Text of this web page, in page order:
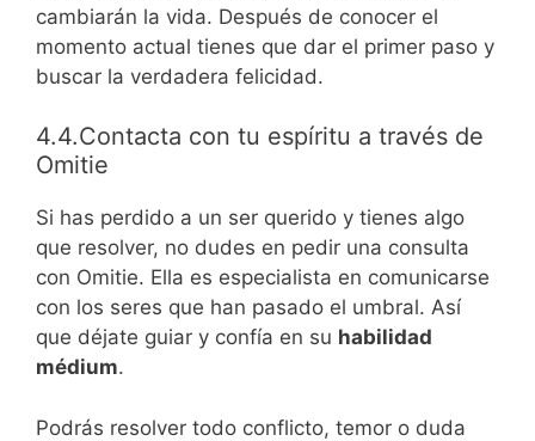
cambiarán la vida. Después de conocer el
momento actual tienes que dar el primer paso y
buscar la verdadera felicidad.
4.4.Contacta con tu espíritu a través de
Omitie
Si has perdido a un ser querido y tienes algo
que resolver, no dudes en pedir una consulta
con Omitie. Ella es especialista en comunicarse
con los seres que han pasado el umbral. Así
que déjate guiar y confía en su habilidad
médium.
Podrás resolver todo conflicto, temor o duda